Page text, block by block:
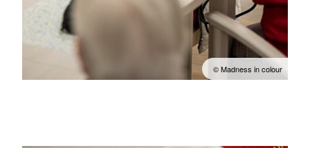
© Madness in colour